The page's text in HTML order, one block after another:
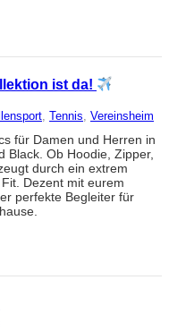
ist da!
, Tennis, Vereinsheim
für Damen und Herren in
Black. Ob Hoodie, Zipper,
durch ein extrem
Dezent mit eurem
perfekte Begleiter für